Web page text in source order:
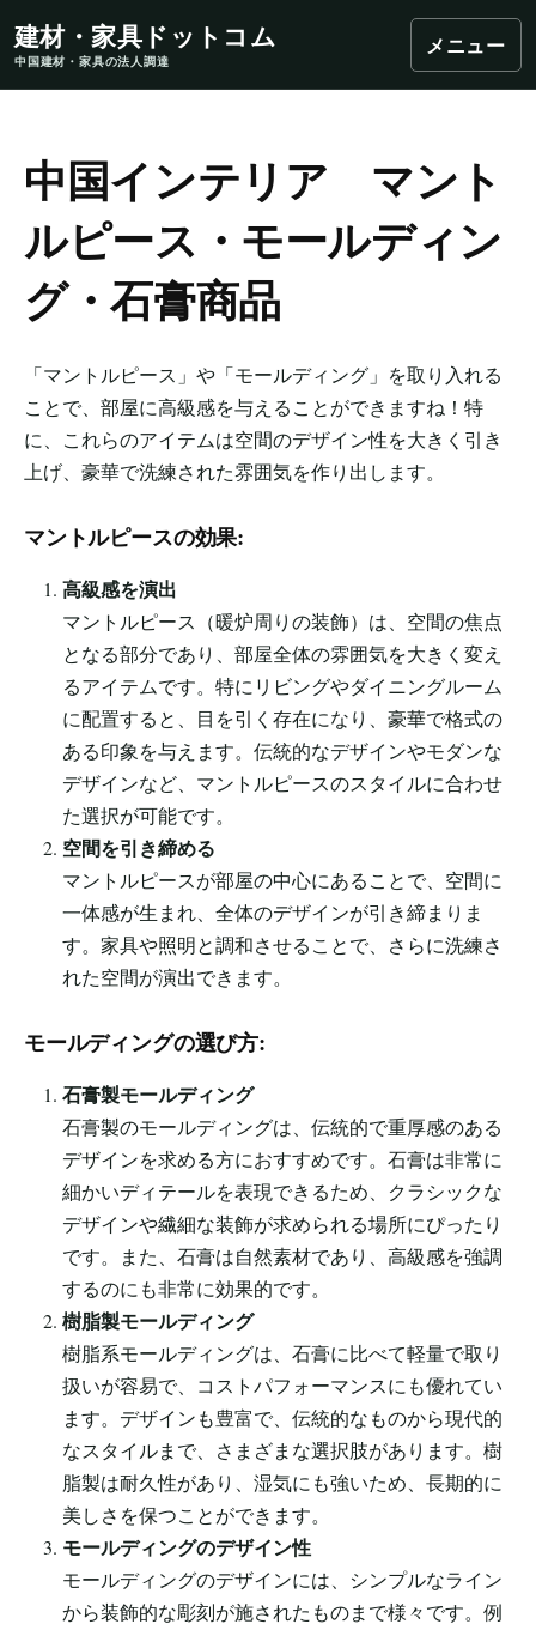
建材・家具ドットコム
中国建材・家具の法人調達
メニュー
中国インテリア マント
ルピース・モールディン
グ・石膏商品
「マントルピース」や「モールディング」を取り入れる
ことで、部屋に高級感を与えることができますね！特
に、これらのアイテムは空間のデザイン性を大きく引き
上げ、豪華で洗練された雰囲気を作り出します。
マントルピースの効果:
高級感を演出
マントルピース（暖炉周りの装飾）は、空間の焦点
となる部分であり、部屋全体の雰囲気を大きく変え
るアイテムです。特にリビングやダイニングルーム
に配置すると、目を引く存在になり、豪華で格式の
ある印象を与えます。伝統的なデザインやモダンな
デザインなど、マントルピースのスタイルに合わせ
た選択が可能です。
空間を引き締める
マントルピースが部屋の中心にあることで、空間に
一体感が生まれ、全体のデザインが引き締まりま
す。家具や照明と調和させることで、さらに洗練さ
れた空間が演出できます。
モールディングの選び方:
石膏製モールディング
石膏製のモールディングは、伝統的で重厚感のある
デザインを求める方におすすめです。石膏は非常に
細かいディテールを表現できるため、クラシックな
デザインや繊細な装飾が求められる場所にぴったり
です。また、石膏は自然素材であり、高級感を強調
するのにも非常に効果的です。
樹脂製モールディング
樹脂系モールディングは、石膏に比べて軽量で取り
扱いが容易で、コストパフォーマンスにも優れてい
ます。デザインも豊富で、伝統的なものから現代的
なスタイルまで、さまざまな選択肢があります。樹
脂製は耐久性があり、湿気にも強いため、長期的に
美しさを保つことができます。
モールディングのデザイン性
モールディングのデザインには、シンプルなライン
から装飾的な彫刻が施されたものまで様々です。例